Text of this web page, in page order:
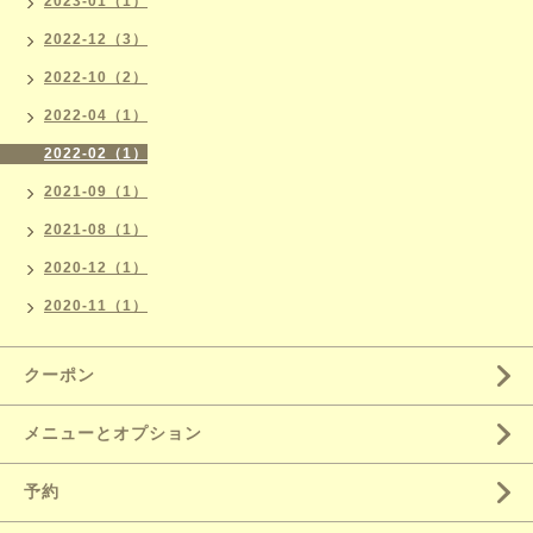
2022-12（3）
2022-10（2）
2022-04（1）
2022-02（1）
2021-09（1）
2021-08（1）
2020-12（1）
2020-11（1）
クーポン
メニューとオプション
予約